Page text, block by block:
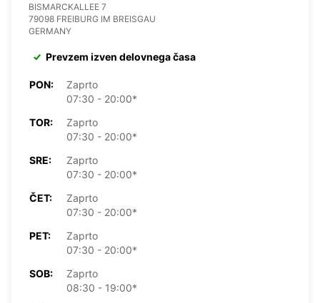
BISMARCKALLEE 7
79098 FREIBURG IM BREISGAU
GERMANY
Prevzem izven delovnega časa
PON:
Zaprto
07:30 - 20:00*
TOR:
Zaprto
07:30 - 20:00*
SRE:
Zaprto
07:30 - 20:00*
ČET:
Zaprto
07:30 - 20:00*
PET:
Zaprto
07:30 - 20:00*
SOB:
Zaprto
08:30 - 19:00*